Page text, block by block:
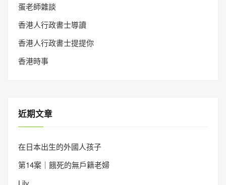
蛋老師雜談
香港人行政書士導讀
香港人行政書士提提你
香港時事
近期文章
在日本出生的外國人孩子
第14案｜餓死的無戶籍老婦
Lily